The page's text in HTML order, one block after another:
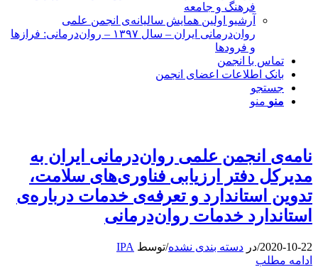
فرهنگ و جامعه
آرشیو اولین همایش سالیانه‌ی انجمن علمی
روان‌درمانی ایران – سال ۱۳۹۷ – روان‌درمانی: فرازها
و فرودها
تماس با انجمن
بانک اطلاعات اعضای انجمن
جستجو
منو منو
نامه‌ی انجمن علمی روان‌درمانی ایران به
مدیرکل دفتر ارزیابی فناوری‌های سلامت،
تدوین استاندارد و تعرفه‌ی خدمات درباره‌ی
استاندارد خدمات روان‌درمانی
2020-10-22
/در دسته بندی نشده/توسط IPA
ادامه مطلب